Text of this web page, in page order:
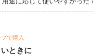
で購入
ときに